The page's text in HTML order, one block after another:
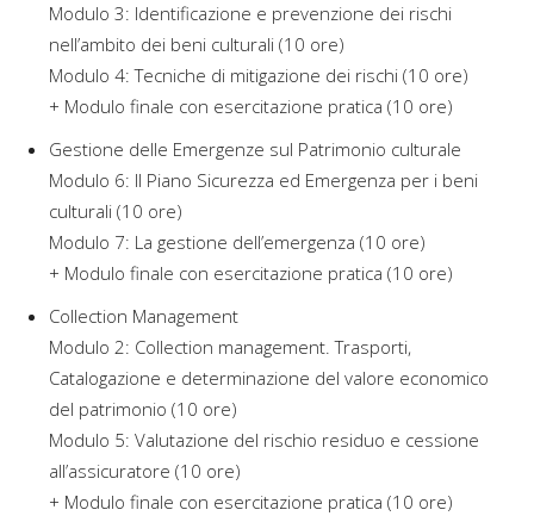
Modulo 3: Identificazione e prevenzione dei rischi
nell’ambito dei beni culturali (10 ore)
Modulo 4: Tecniche di mitigazione dei rischi (10 ore)
+ Modulo finale con esercitazione pratica (10 ore)
Gestione delle Emergenze sul Patrimonio culturale
Modulo 6: Il Piano Sicurezza ed Emergenza per i beni
culturali (10 ore)
Modulo 7: La gestione dell’emergenza (10 ore)
+ Modulo finale con esercitazione pratica (10 ore)
Collection Management
Modulo 2: Collection management. Trasporti,
Catalogazione e determinazione del valore economico
del patrimonio (10 ore)
Modulo 5: Valutazione del rischio residuo e cessione
all’assicuratore (10 ore)
+ Modulo finale con esercitazione pratica (10 ore)